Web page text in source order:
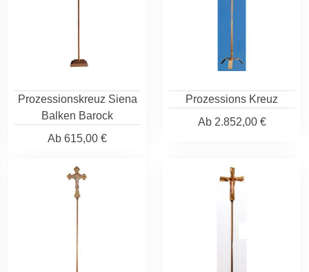
Prozessionskreuz Siena
Balken Barock
Ab 615,00 €
Prozessions Kreuz
Ab2.852,00 €